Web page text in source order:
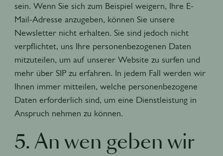
sein. Wenn Sie sich zum Beispiel weigern, Ihre E-
Mail-Adresse anzugeben, können Sie unsere
Newsletter nicht erhalten. Sie sind jedoch nicht
verpflichtet, uns Ihre personenbezogenen Daten
mitzuteilen, um auf unserer Website zu surfen und
mehr über SIP zu erfahren. In jedem Fall werden wir
Ihnen immer mitteilen, welche personenbezogene
Daten erforderlich sind, um eine Dienstleistung in
Anspruch nehmen zu können.
5. An wen geben wir